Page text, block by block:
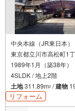
中央本線（JR東日本
東京都立川市高松町1
1989年1月（築38年）
4SLDK / 地上2階
土地311.89m2 /建物
リフォーム